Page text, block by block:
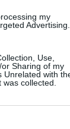
my
Advertising.
Use,
Sharing of my
Unrelated with
was collected.